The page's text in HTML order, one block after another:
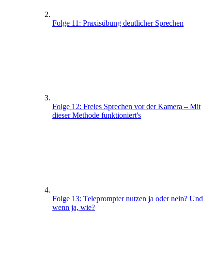
Folge 11: Praxisübung deutlicher Sprechen
Folge 12: Freies Sprechen vor der Kamera – Mit
dieser Methode funktioniert's
Folge 13: Teleprompter nutzen ja oder nein? Und
wenn ja, wie?